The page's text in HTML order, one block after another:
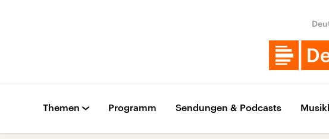
Themen Programm Sendungen & Podcasts